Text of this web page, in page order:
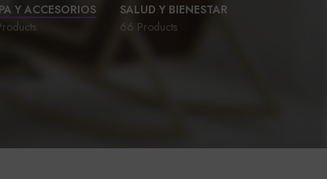
Y ACCESORIOS
SALUD Y BIENESTAR
66 Products